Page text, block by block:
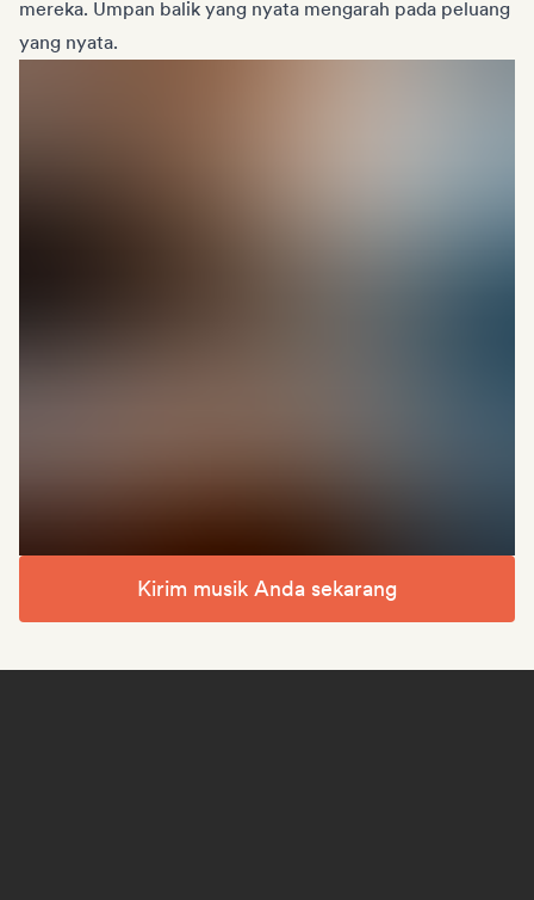
mereka. Umpan balik yang nyata mengarah pada peluang
yang nyata.
Kirim musik Anda sekarang